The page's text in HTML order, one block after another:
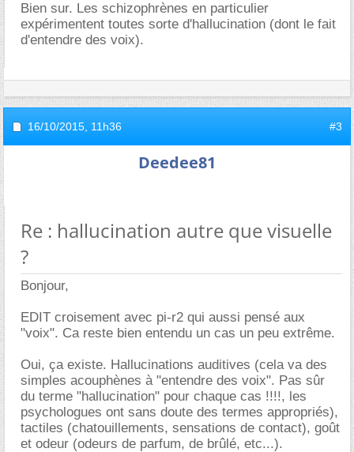
Bien sur. Les schizophrènes en particulier
expérimentent toutes sorte d'hallucination (dont le fait
d'entendre des voix).
16/10/2015, 11h36 #3
Deedee81
Re : hallucination autre que visuelle
?
Bonjour,
EDIT croisement avec pi-r2 qui aussi pensé aux
"voix". Ca reste bien entendu un cas un peu extrême.
Oui, ça existe. Hallucinations auditives (cela va des
simples acouphènes à "entendre des voix". Pas sûr
du terme "hallucination" pour chaque cas !!!!, les
psychologues ont sans doute des termes appropriés),
tactiles (chatouillements, sensations de contact), goût
et odeur (odeurs de parfum, de brûlé, etc...).